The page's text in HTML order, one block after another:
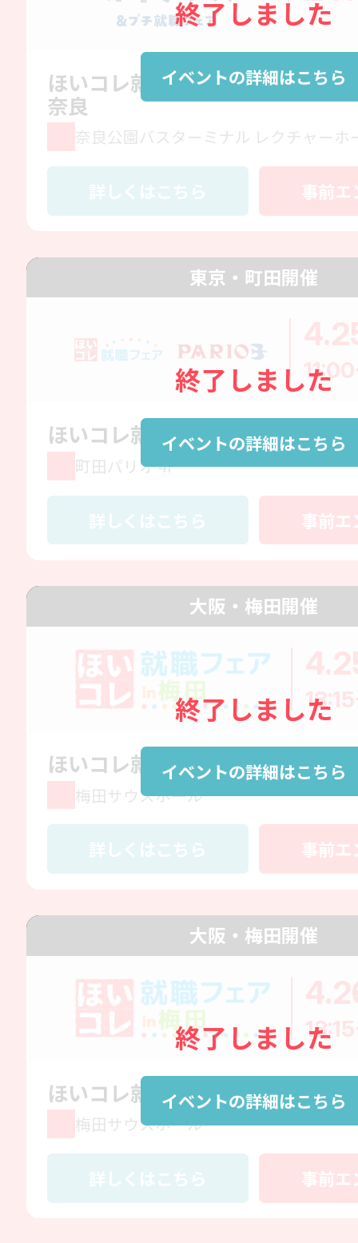
終了しました
イベントの詳細はこちら
ほいコレ就職ガイダンス＆プチ
奈良
奈良公園バスターミナル レクチャーホ
詳しくはこちら 事前エ
終了しました
イベントの詳細はこちら
東京・町田開催
ほいコレ就職フェア✕町田パリオ
町田パリオ 4F
詳しくはこちら 事前エ
終了しました
イベントの詳細はこちら
大阪・梅田開催
ほいコレ就職フェアin梅田Day1
梅田サウスホール
詳しくはこちら 事前エ
終了しました
イベントの詳細はこちら
大阪・梅田開催
ほいコレ就職フェアin梅田Day2
梅田サウスホール
詳しくはこちら 事前エ